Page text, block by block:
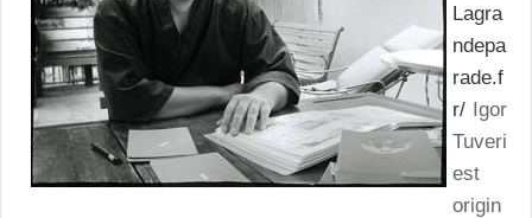
Lagra
ndepa
rade.f
r/ Igor
Tuveri
est
origin